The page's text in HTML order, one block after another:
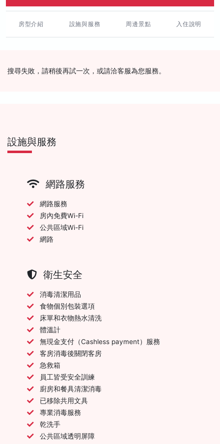
房型介紹 設施與服務 周邊景點 入住說明
搜尋失敗，請稍後再試一次，或請洽客服為您服務。
設施與服務
網路服務
網路服務
房內免費Wi-Fi
公共區域Wi-Fi
網路
衛生安全
消毒清潔用品
食物個別包裝選項
床單和衣物熱水清洗
體溫計
無現金支付（Cashless payment）服務
客房消毒後關閉客房
急救箱
員工皆受安全訓練
廚房和餐具清潔消毒
已移除共用文具
專業消毒服務
乾洗手
公共區域透明屏障